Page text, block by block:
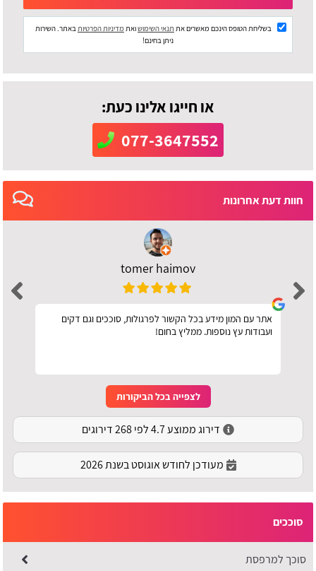
בשליחת הטופס הינכם מאשרים את תנאי השימושואת מדיניות הפרטיותבאתר. השירות
ניתן בחינם!
או חייגו אלינו כעת:
077-3647552
חוות דעת אחרונות
tomer haimov
אתר עם המון מידע בכל הקשור לפרגולות, סוככים וגם דקים
ועבודות עץ נוספות. ממליץ בחום!
לצפייה בכל הביקורות
דירוג ממוצע 4.7 לפי 268 דירוגים
מעודכן לחודש אוגוסט בשנת 2026
סוככים
סוכך למרפסת